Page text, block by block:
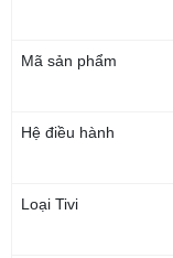
Mã sản phẩm
Hệ điều hành
Loại Tivi